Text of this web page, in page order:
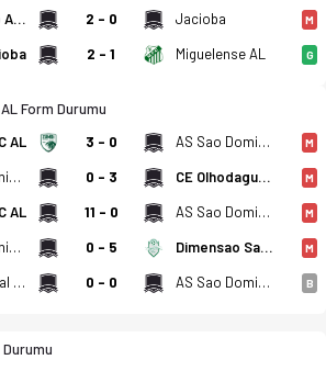
Domingos AL 13.10.2024
Desportivo Alianca AL U23 2 - 0 Jacioba M
2 - 1 Miguelense AL G
Form Durumu
AL 3 - 0 AS Sao Domingos AL M
AS Sao Domingos AL 0 - 3 CE Olhodaguense AL M
AL 11 - 0 AS Sao Domingos AL M
AS Sao Domingos AL 0 - 5 Dimensao Saude M
FF Comercial AL 0 - 0 AS Sao Domingos AL B